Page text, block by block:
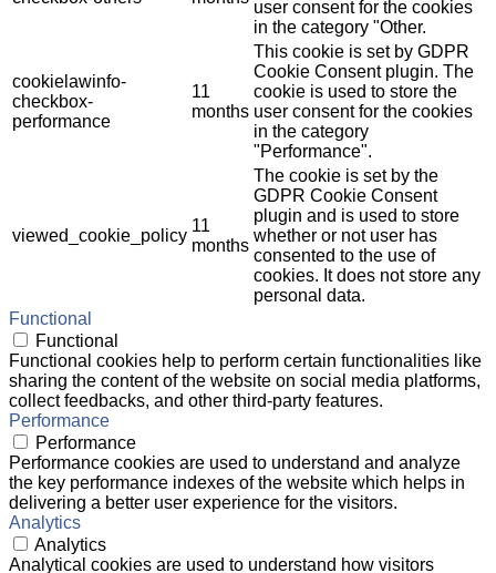
user consent for the cookies
in the category "Other.
cookielawinfo-
checkbox-
performance
11
months
This cookie is set by GDPR
Cookie Consent plugin. The
cookie is used to store the
user consent for the cookies
in the category
"Performance".
viewed_cookie_policy
11
months
The cookie is set by the
GDPR Cookie Consent
plugin and is used to store
whether or not user has
consented to the use of
cookies. It does not store any
personal data.
Functional
Functional
Functional cookies help to perform certain functionalities like
sharing the content of the website on social media platforms,
collect feedbacks, and other third-party features.
Performance
Performance
Performance cookies are used to understand and analyze
the key performance indexes of the website which helps in
delivering a better user experience for the visitors.
Analytics
Analytics
Analytical cookies are used to understand how visitors